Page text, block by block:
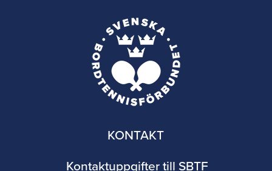
KONTAKT
Kontaktuppgifter till SBTF